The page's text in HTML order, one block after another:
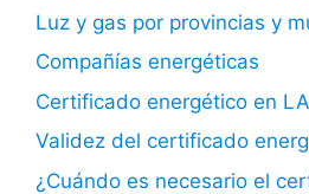
Luz y gas por provincias y
Compañías energéticas
Certificado energético en
Validez del certificado
¿Cuándo es necesario el